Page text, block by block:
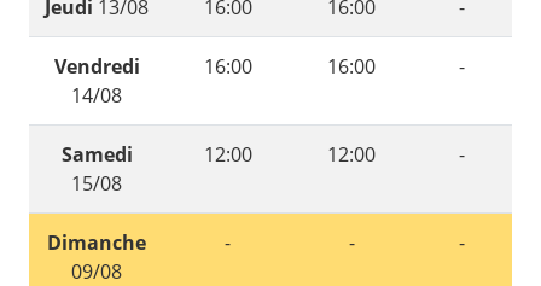
Jeudi 13/08 16:00 16:00 -
Vendredi
14/08
16:00 16:00 -
Samedi
15/08
12:00 12:00 -
Dimanche
09/08
- - -